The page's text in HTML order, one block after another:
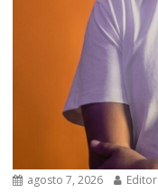
agosto 7, 2026 Editor